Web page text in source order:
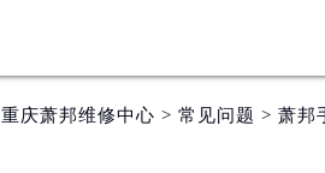
重庆萧邦维修中心 > 常见问题 > 萧邦